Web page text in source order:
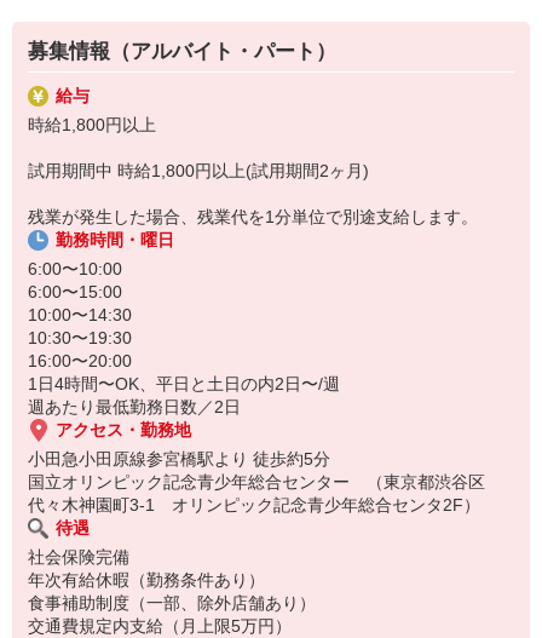
【会社について】
給食受託の外資系大手企業、コンパスグループ・ジャパン。
全国約1,500ヵ所で「コントラクトフードサービス」を展開して
います
器具のスイッチやガスを点けます
2.食材の確認と下ごしらえ
3.調理スタート
4.自分の持ち場が終了したら他の人のお手伝い
担当を分けて調理を進めますので、ブランクがある方もご安心下さ
募集情報（アルバイト・パート）
給与
時給1,800円以上
試用期間中 時給1,800円以上(試用期間2ヶ月)
残業が発生した場合、残業代を1分単位で別途支給します。
勤務時間・曜日
6:00〜10:00
6:00〜15:00
10:00〜14:30
10:30〜19:30
16:00〜20:00
1日4時間〜OK、平日と土日の内2日〜/週
週あたり最低勤務日数／2日
アクセス・勤務地
小田急小田原線参宮橋駅より 徒歩約5分
国立オリンピック記念青少年総合センター （東京都渋谷区
代々木神園町3-1 オリンピック記念青少年総合センタ2F）
待遇
社会保険完備
年次有給休暇（勤務条件あり）
食事補助制度（一部、除外店舗あり）
交通費規定内支給（月上限5万円）